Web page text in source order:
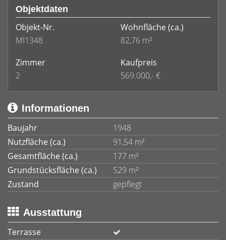
Objektdaten
Objekt-Nr.
MI1348
Wohnfläche(ca.)
82,76 m²
Zimmer
2
Kaufpreis
569.000,- €
Informationen
Baujahr
1948
Nutzfläche (ca.)
91,54 m²
Gesamtfläche (ca.)
177 m²
Grundstücksfläche (ca.)
529 m²
Zustand
gepflegt
Ausstattung
Terrasse